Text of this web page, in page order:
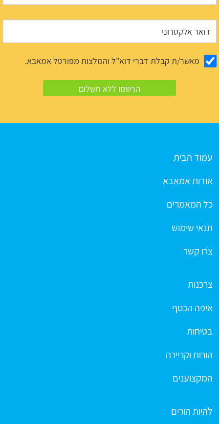
מאשר/ת קבלת דברי דוא"ל והמלצות מפורטל אמאבא.
עמוד הבית
אודות אמאבא
כל המאמרים
תנאי שימוש
צרו קשר
צרכנות
איפה הכסף
בטיחות
הורות וקריירה
המקצוענים
להיות הורים